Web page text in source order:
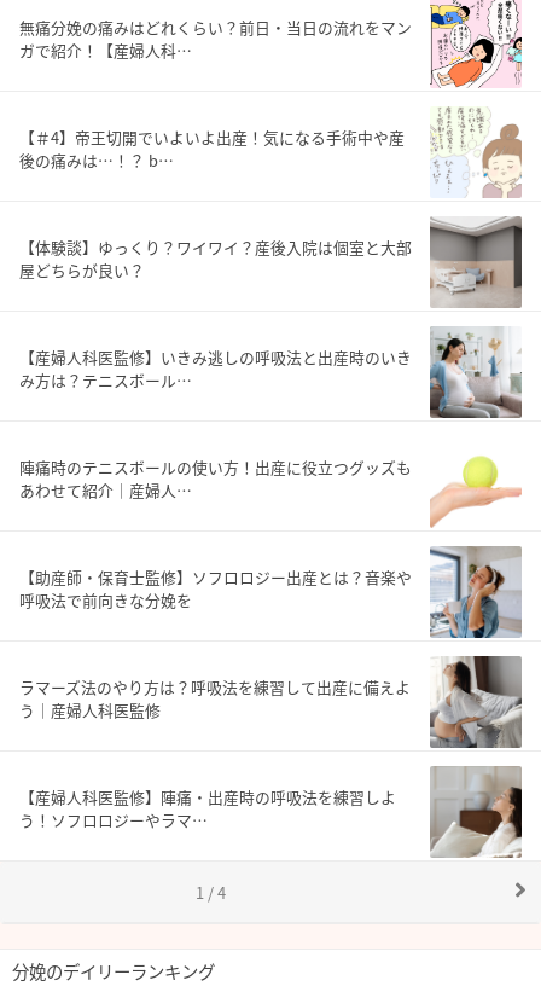
無痛分娩の痛みはどれくらい？前日・当日の流れをマン
ガで紹介！【産婦人科…
【＃4】帝王切開でいよいよ出産！気になる手術中や産
後の痛みは…！？ b…
【体験談】ゆっくり？ワイワイ？産後入院は個室と大部
屋どちらが良い？
【産婦人科医監修】いきみ逃しの呼吸法と出産時のいき
み方は？テニスボール…
陣痛時のテニスボールの使い方！出産に役立つグッズも
あわせて紹介｜産婦人…
【助産師・保育士監修】ソフロロジー出産とは？音楽や
呼吸法で前向きな分娩を
ラマーズ法のやり方は？呼吸法を練習して出産に備えよ
う｜産婦人科医監修
【産婦人科医監修】陣痛・出産時の呼吸法を練習しよ
う！ソフロロジーやラマ…
1 / 4
分娩のデイリーランキング